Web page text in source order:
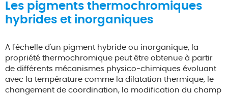
Les pigments thermochromiques
hybrides et inorganiques
A l'échelle d'un pigment hybride ou inorganique, la
propriété thermochromique peut être obtenue à partir
de différents mécanismes physico-chimiques évoluant
avec la température comme la dilatation thermique, le
changement de coordination, la modification du champ